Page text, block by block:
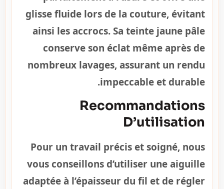
glisse fluide lors de la couture, évitant
ainsi les accrocs. Sa teinte jaune pâle
conserve son éclat même après de
nombreux lavages, assurant un rendu
impeccable et durable.
Recommandations
D’utilisation
Pour un travail précis et soigné, nous
vous conseillons d’utiliser une aiguille
adaptée à l’épaisseur du fil et de régler